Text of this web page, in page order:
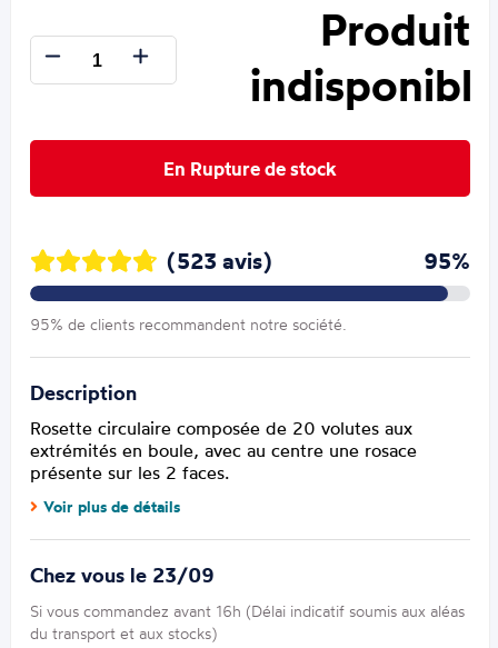
Produit
indisponible
En Rupture de stock
(523 avis) 95%
95% de clients recommandent notre société.
Description
Rosette circulaire composée de 20 volutes aux
extrémités en boule, avec au centre une rosace
présente sur les 2 faces.
Voir plus de détails
Chez vous le 23/09
Si vous commandez avant 16h (Délai indicatif soumis aux aléas
du transport et aux stocks)